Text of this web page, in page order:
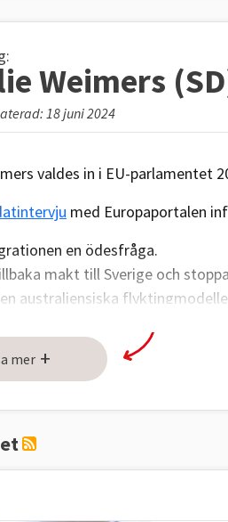
Weimers
18 juni 2024
valdes in i EU-parlamentet
med Europaportalen
en ödesfråga.
makt till Sverige och
australiensiska
till Europa ska
av svenska EU-
mer +